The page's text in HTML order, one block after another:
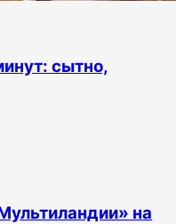
сытно,
на